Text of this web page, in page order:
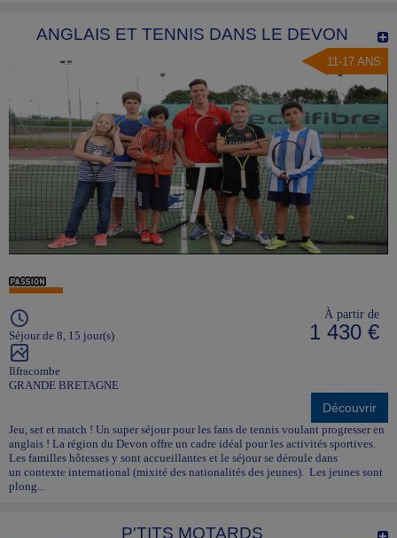
ANGLAIS ET TENNIS DANS LE DEVON
11-17 ANS
Séjour de 8, 15 jour(s)
Ilfracombe
GRANDE BRETAGNE
À partir de
1 430 €
Découvrir
Jeu, set et match ! Un super séjour pour les fans de tennis voulant progresser en
anglais ! La région du Devon offre un cadre idéal pour les activités sportives.
Les familles hôtesses y sont accueillantes et le séjour se déroule dans
un contexte international (mixité des nationalités des jeunes). Les jeunes sont
plong...
P'TITS MOTARDS